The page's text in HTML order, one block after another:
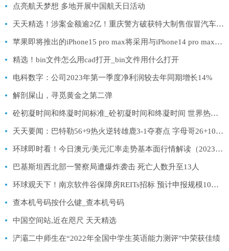
点亮航天梦想 多地开展中国航天日活动
天天精选！涉案金额逾2亿！重庆警方破获特大制售假冒汽车安全气囊案
苹果即将推出的iPhone15 pro max将采用与iPhone14 pro max一样摄像头
精选！bin文件怎么用cad打开_bin文件用什么打开
电科数字：公司2023年第一季度净利润较去年同期增长14%
解剖屎山，寻觅黄金之第二弹
砼初凝时间和终凝时间标准_砼初凝时间和终凝时间 世界热消息
天天要闻：巴特勒56+9热火逆转雄鹿3-1夺赛点 字母哥26+10+13
环球即时看！今日澳元/美元汇率走势基本面行情解读（2023/4/25）
巴基斯坦西北部一警察局遭爆炸袭击 死亡人数升至13人
环球观天下！南京软件谷保障房REITs招标 预计申报规模10亿元
查本机号码按什么键_查本机号码
中国空间站,近在咫尺 天天精选
浐灞二中师生在“2022年全国中学生英语能力测评”中荣获佳绩